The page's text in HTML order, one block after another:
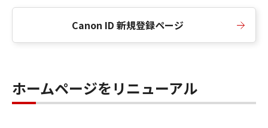
Canon ID 新規登録ページ
ホームページをリニューアル